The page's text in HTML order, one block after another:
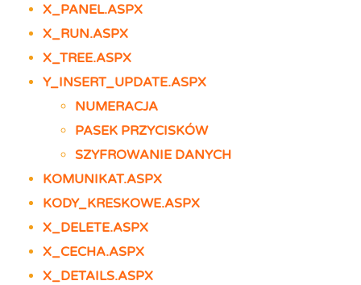
X_PANEL.ASPX
X_RUN.ASPX
X_TREE.ASPX
Y_INSERT_UPDATE.ASPX
NUMERACJA
PASEK PRZYCISKÓW
SZYFROWANIE DANYCH
KOMUNIKAT.ASPX
KODY_KRESKOWE.ASPX
X_DELETE.ASPX
X_CECHA.ASPX
X_DETAILS.ASPX